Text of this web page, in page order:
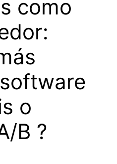
como
o
B ?